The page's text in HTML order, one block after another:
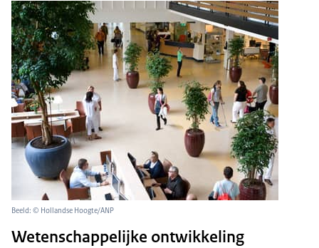
Beeld: © Hollandse Hoogte/ANP
Wetenschappelijke ontwikkeling